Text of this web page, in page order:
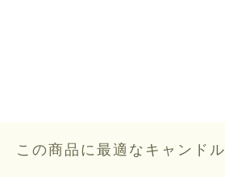
この商品に最適なキャンドル